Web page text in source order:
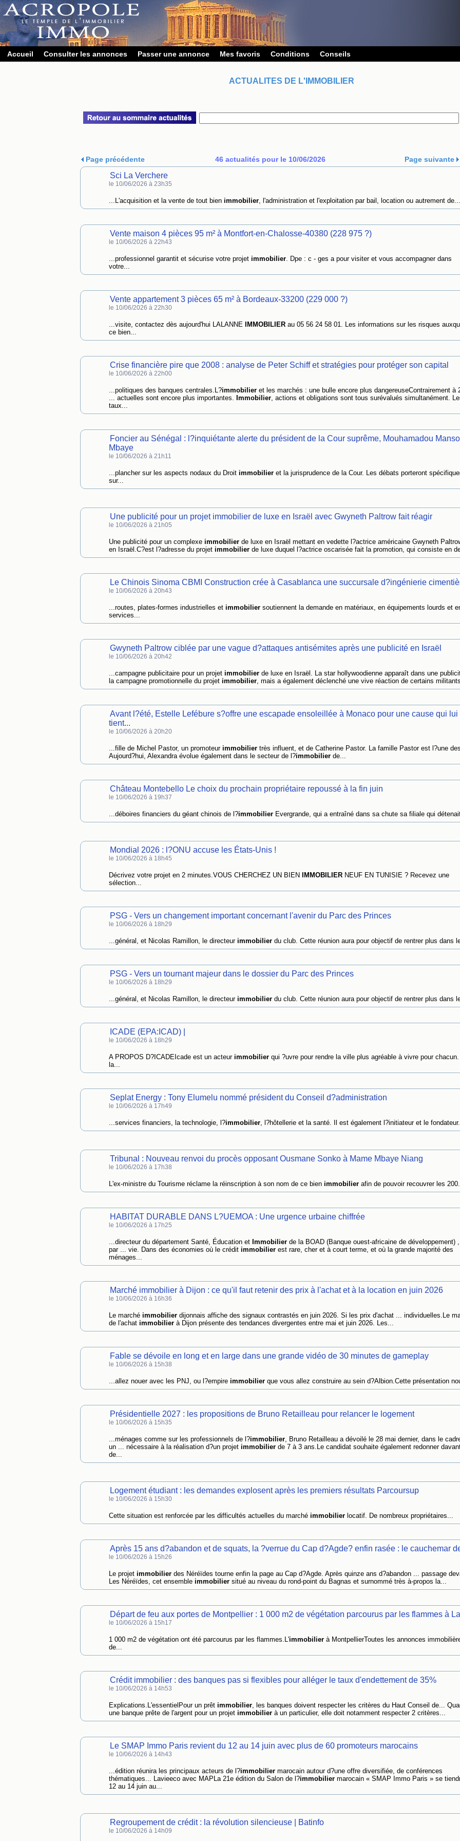
Accueil Consulter les annonces Passer une annonce Mes favoris Conditions Conseils
ACTUALITES DE L'IMMOBILIER
Page précédente 46 actualités pour le 10/06/2026 Page suivante
Sci La Verchere
le 10/06/2026 à 23h35
...L'acquisition et la vente de tout bien immobilier, l'administration et l'exploitation par bail, location ou autrement de...
Vente maison 4 pièces 95 m² à Montfort-en-Chalosse-40380 (228 975 ?)
le 10/06/2026 à 22h43
...professionnel garantit et sécurise votre projet immobilier. Dpe : c - ges a pour visiter et vous accompagner dans
votre...
Vente appartement 3 pièces 65 m² à Bordeaux-33200 (229 000 ?)
le 10/06/2026 à 22h30
...visite, contactez dès aujourd'hui LALANNE IMMOBILIERau 05 56 24 58 01. Les informations sur les risques
ce bien...
Crise financière pire que 2008 : analyse de Peter Schiff et stratégies pour protéger son capital
le 10/06/2026 à 22h00
...politiques des banques centrales.L?immobilieret les marchés : une bulle encore plus dangereuseContrairement à
... actuelles sont encore plus importantes. Immobilier, actions et obligations sont tous surévalués simultanément.
taux...
Foncier au Sénégal : l?inquiétante alerte du président de la Cour suprême, Mouhamadou
Mbaye
le 10/06/2026 à 21h11
...plancher sur les aspects nodaux du Droit immobilieret la jurisprudence de la Cour. Les débats porteront
sur...
Une publicité pour un projet immobilier de luxe en Israël avec Gwyneth Paltrow fait réagir
le 10/06/2026 à 21h05
Une publicité pour un complexe immobilierde luxe en Israël mettant en vedette l?actrice américaine Gwyneth
en Israël.C?est l?adresse du projet immobilierde luxe duquel l?actrice oscarisée fait la promotion, qui consiste en
Le Chinois Sinoma CBMI Construction crée à Casablanca une succursale d?ingénierie
le 10/06/2026 à 20h43
...routes, plates-formes industrielles et immobiliersoutiennent la demande en matériaux, en équipements lourds et
services...
Gwyneth Paltrow ciblée par une vague d?attaques antisémites après une publicité en Israël
le 10/06/2026 à 20h42
...campagne publicitaire pour un projet immobilierde luxe en Israël. La star hollywoodienne apparaît dans une
la campagne promotionnelle du projet immobilier, mais a également déclenché une vive réaction de certains
Avant l?été, Estelle Lefébure s?offre une escapade ensoleillée à Monaco pour une cause qui lui
tient...
le 10/06/2026 à 20h20
...fille de Michel Pastor, un promoteur immobiliertrès influent, et de Catherine Pastor. La famille Pastor est l?une
Aujourd?hui, Alexandra évolue également dans le secteur de l?immobilierde...
Château Montebello Le choix du prochain propriétaire repoussé à la fin juin
le 10/06/2026 à 19h37
...déboires financiers du géant chinois de l?immobilierEvergrande, qui a entraîné dans sa chute sa filiale qui
Mondial 2026 : l?ONU accuse les États-Unis !
le 10/06/2026 à 18h45
Décrivez votre projet en 2 minutes.VOUS CHERCHEZ UN BIEN IMMOBILIERNEUF EN TUNISIE ? Recevez une
sélection...
PSG - Vers un changement important concernant l'avenir du Parc des Princes
le 10/06/2026 à 18h29
...général, et Nicolas Ramillon, le directeur immobilierdu club. Cette réunion aura pour objectif de rentrer plus dans
PSG - Vers un tournant majeur dans le dossier du Parc des Princes
le 10/06/2026 à 18h29
...général, et Nicolas Ramillon, le directeur immobilierdu club. Cette réunion aura pour objectif de rentrer plus dans
ICADE (EPA:ICAD) |
le 10/06/2026 à 18h29
A PROPOS D?ICADEIcade est un acteur immobilierqui ?uvre pour rendre la ville plus agréable à vivre pour chacun.
la...
Seplat Energy : Tony Elumelu nommé président du Conseil d?administration
le 10/06/2026 à 17h49
...services financiers, la technologie, l?immobilier, l?hôtellerie et la santé. Il est également l?initiateur et le
Tribunal : Nouveau renvoi du procès opposant Ousmane Sonko à Mame Mbaye Niang
le 10/06/2026 à 17h38
L'ex-ministre du Tourisme réclame la réinscription à son nom de ce bien immobilierafin de pouvoir recouvrer les
HABITAT DURABLE DANS L?UEMOA : Une urgence urbaine chiffrée
le 10/06/2026 à 17h25
...directeur du département Santé, Éducation et Immobilierde la BOAD (Banque ouest-africaine de développement)
par ... vie. Dans des économies où le crédit immobilierest rare, cher et à court terme, et où la grande majorité des
ménages...
Marché immobilier à Dijon : ce qu'il faut retenir des prix à l'achat et à la location en juin 2026
le 10/06/2026 à 16h36
Le marché immobilierdijonnais affiche des signaux contrastés en juin 2026. Si les prix d'achat ... individuelles.Le
de l'achat immobilierà Dijon présente des tendances divergentes entre mai et juin 2026. Les...
Fable se dévoile en long et en large dans une grande vidéo de 30 minutes de gameplay
le 10/06/2026 à 15h38
...allez nouer avec les PNJ, ou l?empire immobilierque vous allez construire au sein d?Albion.Cette présentation
Présidentielle 2027 : les propositions de Bruno Retailleau pour relancer le logement
le 10/06/2026 à 15h35
...ménages comme sur les professionnels de l?immobilier, Bruno Retailleau a dévoilé le 28 mai dernier, dans le
un ... nécessaire à la réalisation d?un projet immobilierde 7 à 3 ans.Le candidat souhaite également redonner
de...
Logement étudiant : les demandes explosent après les premiers résultats Parcoursup
le 10/06/2026 à 15h30
Cette situation est renforcée par les difficultés actuelles du marché immobilierlocatif. De nombreux propriétaires...
Après 15 ans d?abandon et de squats, la ?verrue du Cap d?Agde? enfin rasée : le cauchemar
le 10/06/2026 à 15h26
Le projet immobilierdes Néréïdes tourne enfin la page au Cap d?Agde. Après quinze ans d?abandon ... passage
Les Néréïdes, cet ensemble immobiliersitué au niveau du rond-point du Bagnas et surnommé très à-propos la...
Départ de feu aux portes de Montpellier : 1 000 m2 de végétation parcourus par les flammes à
le 10/06/2026 à 15h17
1 000 m2 de végétation ont été parcourus par les flammes.L'immobilierà MontpellierToutes les annonces
de...
Crédit immobilier : des banques pas si flexibles pour alléger le taux d'endettement de 35%
le 10/06/2026 à 14h53
Explications.L'essentielPour un prêt immobilier, les banques doivent respecter les critères du Haut Conseil de...
une banque prête de l'argent pour un projet immobilierà un particulier, elle doit notamment respecter 2 critères...
Le SMAP Immo Paris revient du 12 au 14 juin avec plus de 60 promoteurs marocains
le 10/06/2026 à 14h43
...édition réunira les principaux acteurs de l?immobiliermarocain autour d?une offre diversifiée, de conférences
thématiques... Lavieeco avec MAPLa 21e édition du Salon de l?immobiliermarocain « SMAP Immo Paris » se
12 au 14 juin au...
Regroupement de crédit : la révolution silencieuse | Batinfo
le 10/06/2026 à 14h09